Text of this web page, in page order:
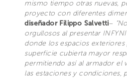
mismo tiempo otras nuevas,
proyecto con diferentes
diseñador Filippo Salvetti–
orgullosos al presentar
donde los espacios exteriores
superficie cubierta mayor
permitiendo así al armador el
las estaciones y condiciones,